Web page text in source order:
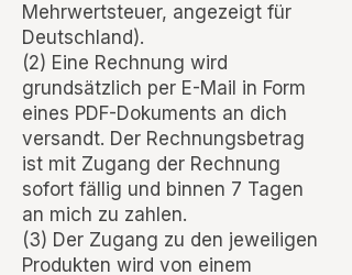
Mehrwertsteuer, angezeigt für
Deutschland).
(2) Eine Rechnung wird
grundsätzlich per E-Mail in Form
eines PDF-Dokuments an dich
versandt. Der Rechnungsbetrag
ist mit Zugang der Rechnung
sofort fällig und binnen 7 Tagen
an mich zu zahlen.
(3) Der Zugang zu den jeweiligen
Produkten wird von einem